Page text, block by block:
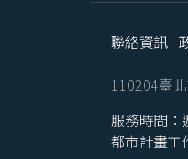
聯絡資訊
110204臺
服務時間：
都市計畫工